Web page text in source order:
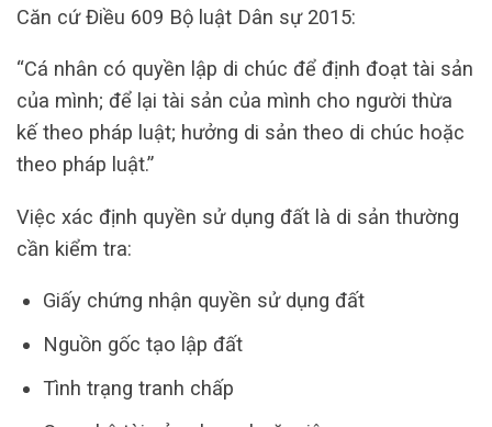
Căn cứ Điều 609 Bộ luật Dân sự 2015:
“Cá nhân có quyền lập di chúc để định đoạt tài sản
của mình; để lại tài sản của mình cho người thừa
kế theo pháp luật; hưởng di sản theo di chúc hoặc
theo pháp luật.”
Việc xác định quyền sử dụng đất là di sản thường
cần kiểm tra:
Giấy chứng nhận quyền sử dụng đất
Nguồn gốc tạo lập đất
Tình trạng tranh chấp